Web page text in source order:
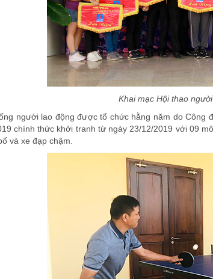
Khai mạc Hội thao
người lao động được tổ chức hằng năm do
chính thức khởi tranh từ ngày 23/12/2019 với 09
và xe đạp chậm